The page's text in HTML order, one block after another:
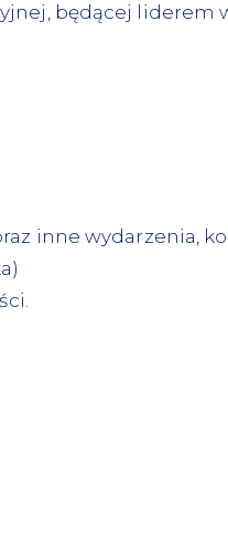
będącej liderem
inne wydarzenia,